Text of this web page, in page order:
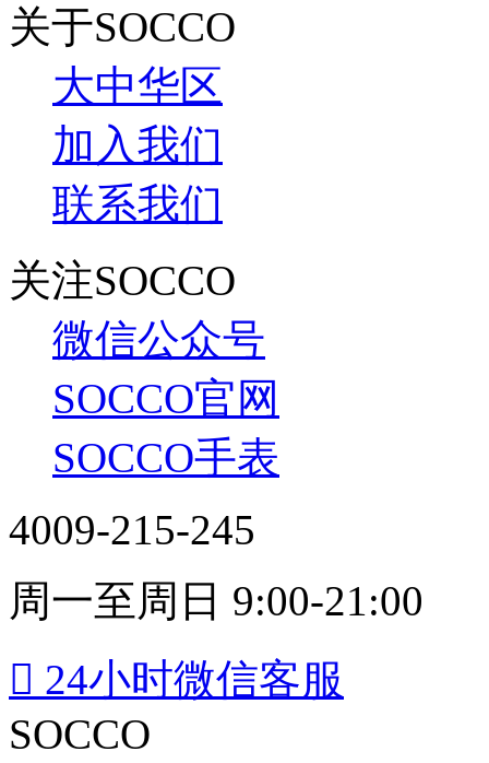
关于SOCCO
大中华区
加入我们
联系我们
关注SOCCO
微信公众号
SOCCO官网
SOCCO手表
4009-215-245
周一至周日 9:00-21:00
 24小时微信客服
SOCCO